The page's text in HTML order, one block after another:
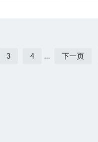
3 4 ... 下一页